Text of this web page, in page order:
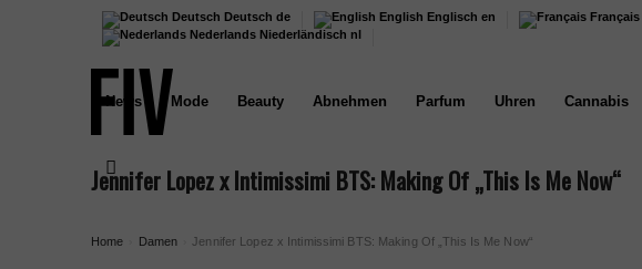
Deutsch Deutsch de English Englisch en Français
Nederlands Niederländisch nl
News Mode Beauty Abnehmen Parfum Uhren Cannabis
Jennifer Lopez x Intimissimi BTS: Making Of „This Is Me Now“
Home Damen Jennifer Lopez x Intimissimi BTS: Making Of „This Is Me Now“